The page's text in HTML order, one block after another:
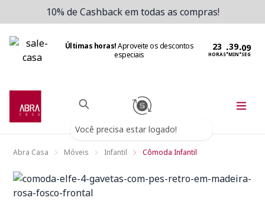
10% de Cashback em todas as compras!
Últimas horas!Aproveite os descontos
especiais
HORAS:MIN:SEG
Você precisa estar logado!
Abra Casa Móveis Infantil Cômoda Infantil